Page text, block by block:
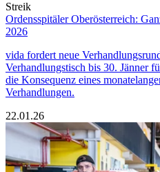
Streik
Ordensspitäler Oberösterreich:
2026
vida fordert neue
Verhandlungstisch bis 30. Jänner
die Konsequenz eines
Verhandlungen.
22.01.26